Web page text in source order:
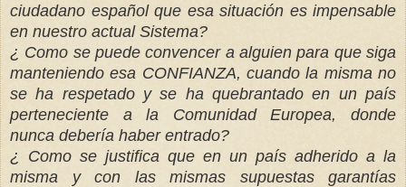
ciudadano español que esa situación es impensable
en nuestro actual Sistema?
¿ Como se puede convencer a alguien para que siga
manteniendo esa CONFIANZA, cuando la misma no
se ha respetado y se ha quebrantado en un país
perteneciente a la Comunidad Europea, donde
nunca debería haber entrado?
¿ Como se justifica que en un país adherido a la
misma y con las mismas supuestas garantías